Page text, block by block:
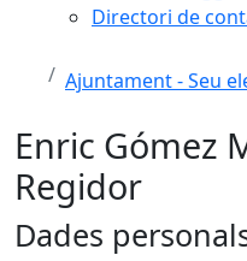
Directori de
Ajuntament - Seu
Enric Gómez
Regidor
Dades